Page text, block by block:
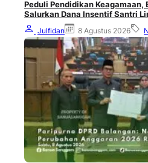
Peduli Pendidikan Keagamaan,
Salurkan Dana Insentif Santri
Julfidan 8 Agustus 2026